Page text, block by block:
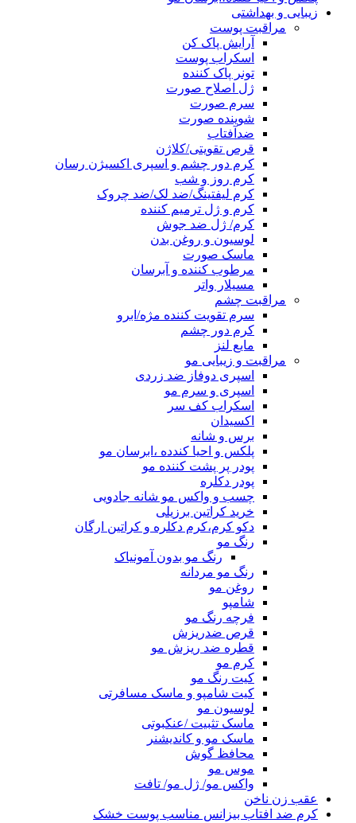
زیبایی و بهداشتی
مراقبت پوست
آرایش پاک کن
اسکراب پوست
تونر پاک کننده
ژل اصلاح صورت
سرم صورت
شوینده صورت
ضدآفتاب
قرص تقویتی/کلاژن
کرم دور چشم و اسپری اکسیژن رسان
کرم روز و شب
کرم لیفتینگ/ضد لک/ضد چروک
کرم و ژل ترمیم کننده
کرم/ ژل ضد جوش
لوسیون و روغن بدن
ماسک صورت
مرطوب کننده و آبرسان
مسیلار واتر
مراقبت چشم
سرم تقویت کننده مژه/ابرو
کرم دور چشم
مایع لنز
مراقبت و زیبایی مو
اسپری دوفاز ضد زردی
اسپری و سرم مو
اسکراب کف سر
اکسیدان
برس و شانه
پلکس و احیا کندده ،ابرسان مو
پودر پر پشت کننده مو
پودر دکلره
چسب و واکس مو شانه جادویی
خرید کراتین برزیلی
دکو کرم،کرم دکلره و کراتین ارگان
رنگ مو
رنگ مو بدون آمونیاک
رنگ مو مردانه
روغن مو
شامپو
فرچه رنگ مو
قرص ضدریزش
قطره ضد ریزش مو
کرم مو
کیت رنگ مو
کیت شامپو و ماسک مسافرتی
لوسیون مو
ماسک تثبیت /عنکبوتی
ماسک مو و کاندیشنر
محافظ گوش
موس مو
واکس مو/ ژل مو/ تافت
عقب زن ناخن
کرم ضد افتاب بیزانس مناسب پوست خشک